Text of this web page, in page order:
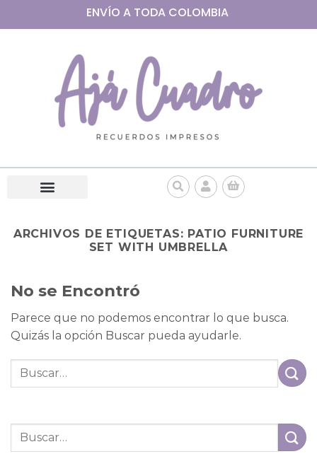
ENVÍO A TODA COLOMBIA
ARCHIVOS DE ETIQUETAS: PATIO FURNITURE
SET WITH UMBRELLA
No se Encontró
Parece que no podemos encontrar lo que busca.
Quizás la opción Buscar pueda ayudarle.